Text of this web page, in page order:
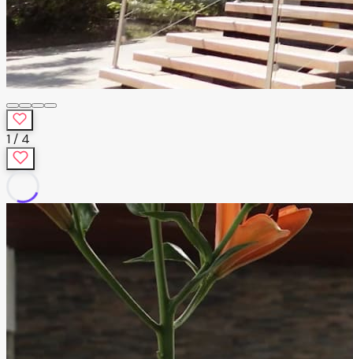
1 / 4